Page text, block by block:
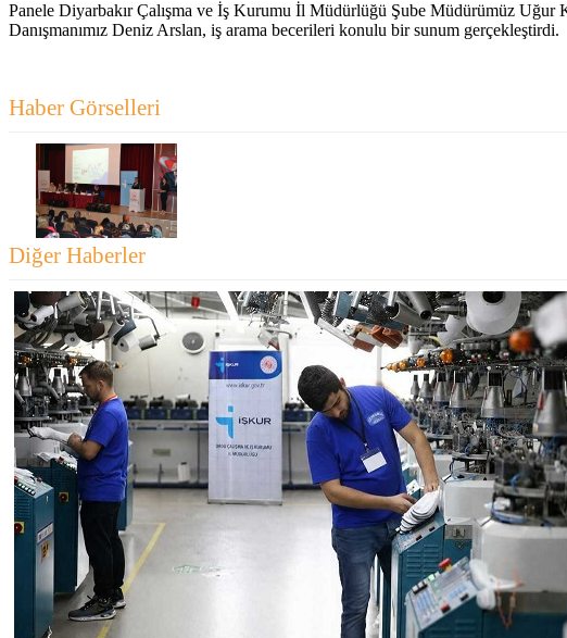
Panele Diyarbakır Çalışma ve İş Kurumu İl Müdürlüğü Şube Müdürümüz Uğur
Danışmanımız Deniz Arslan, iş arama becerileri konulu bir sunum gerçekleştirdi.
Haber Görselleri
Diğer Haberler